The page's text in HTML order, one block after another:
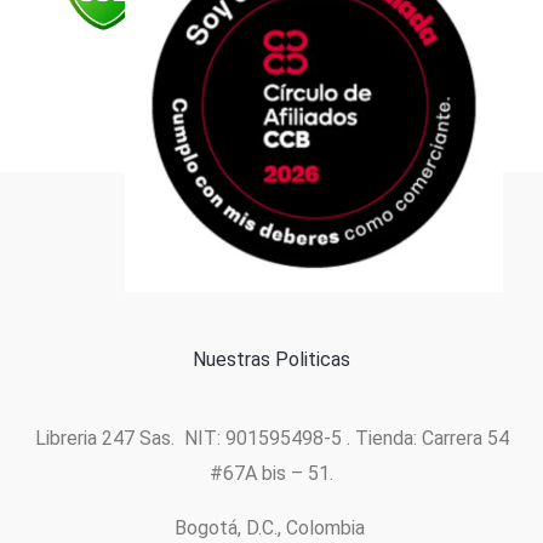
Formas de pago
Nuestras Politicas
Libreria 247 Sas. NIT: 901595498-5 . Tienda: Carrera 54
#67A bis – 51.
Bogotá, D.C., Colombia